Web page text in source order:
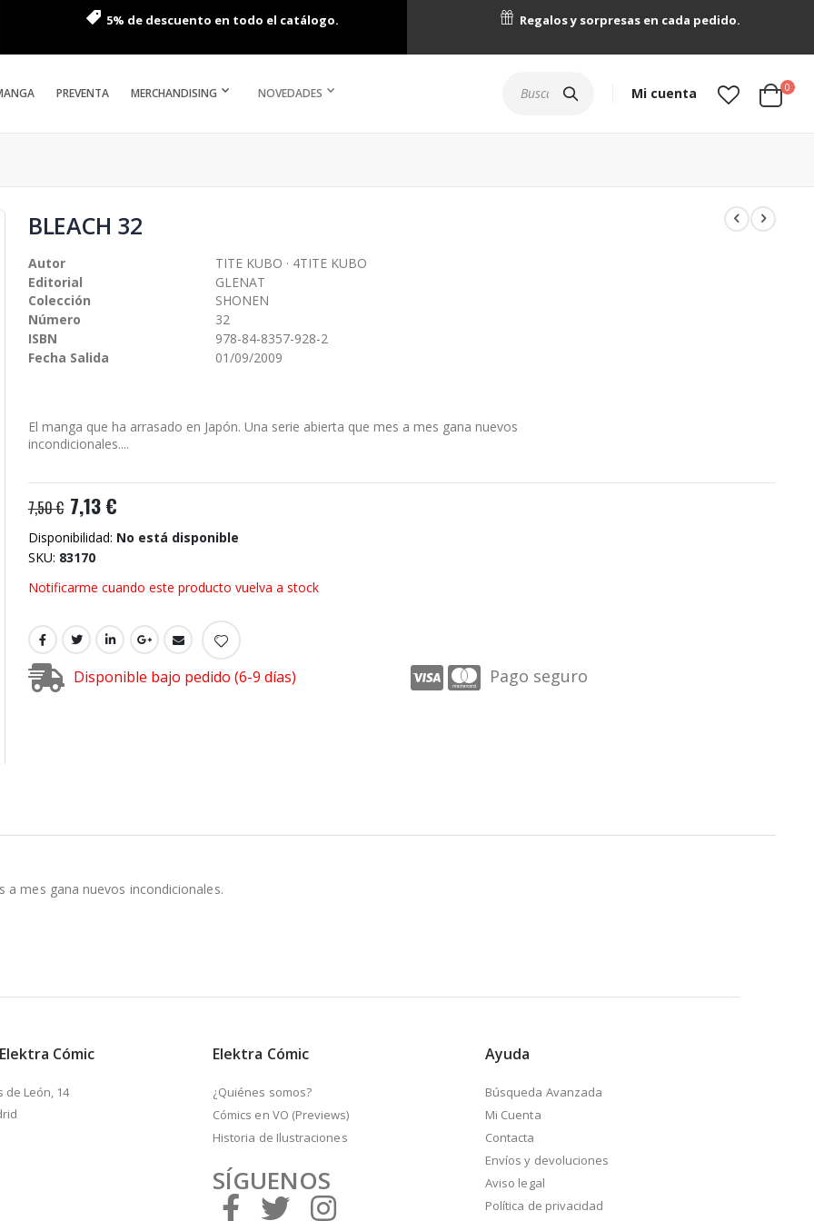
5% de descuento en todo el catálogo. Regalos y sorpresas en cada pedido.
PREVENTA MERCHANDISING NOVEDADES Mi cuenta Cart
0
BLEACH 32
Autor
TITE KUBO · 4TITE KUBO
Editorial
GLENAT
Colección
SHONEN
Número
32
ISBN
978-84-8357-928-2
Fecha Salida
01/09/2009
El manga que ha arrasado en Japón. Una serie abierta que mes a mes gana nuevos
incondicionales....
7,50 € 7,13 €
Disponibilidad: No está disponible
SKU 83170
Notificarme cuando este producto vuelva a stock
Disponible bajo pedido (6-9 días) Pago seguro
a mes gana nuevos incondicionales.
Cómic
de León, 14
Elektra Cómic
¿Quiénes somos?
Cómics en VO (Previews)
Historia de Ilustraciones
SÍGUENOS
Ayuda
Búsqueda Avanzada
Mi Cuenta
Contacta
Envíos y devoluciones
Aviso legal
Política de privacidad